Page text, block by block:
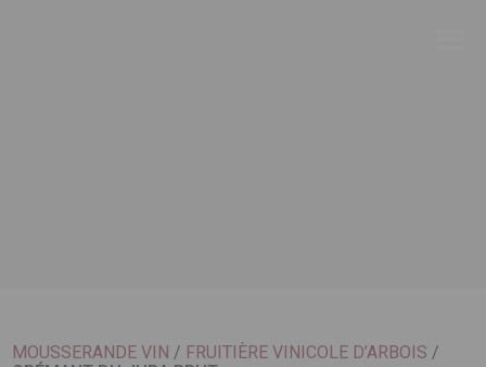
MOUSSERANDE VIN / FRUITIÈRE VINICOLE D’ARBOIS /